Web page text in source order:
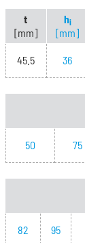
t
[mm]
hi
[mm]
45.5 36
50 75
82 95